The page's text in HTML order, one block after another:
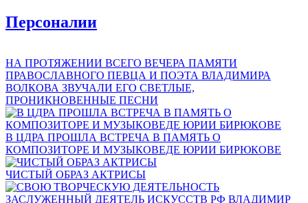
Персоналии
НА ПРОТЯЖЕНИИ ВСЕГО ВЕЧЕРА ПАМЯТИ
ПРАВОСЛАВНОГО ПЕВЦА И ПОЭТА ВЛАДИМИРА
ВОЛКОВА ЗВУЧАЛИ ЕГО СВЕТЛЫЕ,
ПРОНИКНОВЕННЫЕ ПЕСНИ
В ЦДРА ПРОШЛА ВСТРЕЧА В ПАМЯТЬ О
КОМПОЗИТОРЕ И МУЗЫКОВЕДЕ ЮРИИ БИРЮКОВЕ
ЧИСТЫЙ ОБРАЗ АКТРИСЫ